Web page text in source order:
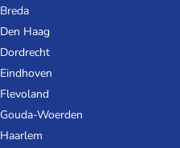
Breda
Den Haag
Dordrecht
Eindhoven
Flevoland
Gouda-Woerden
Haarlem